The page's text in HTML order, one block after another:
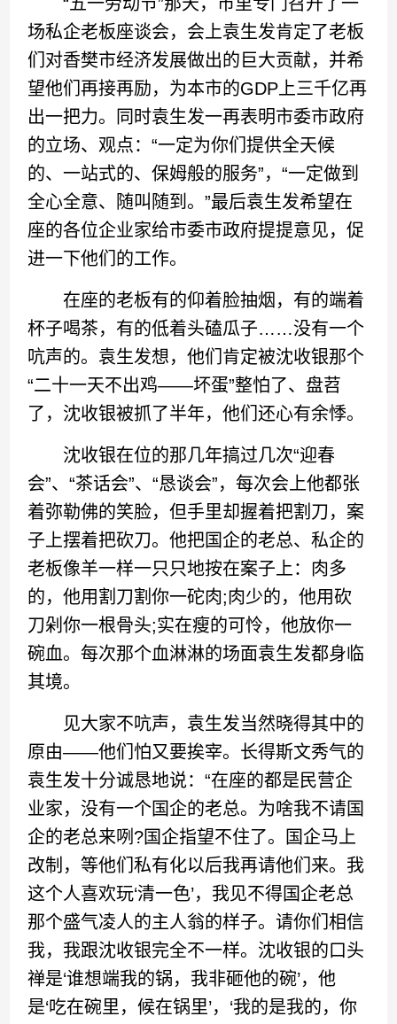
场私企老板座谈会，会上袁生发肯定了老板
们对香樊市经济发展做出的巨大贡献，并希
望他们再接再励，为本市的GDP上三千亿再
出一把力。同时袁生发一再表明市委市政府
的立场、观点：“一定为你们提供全天候
的、一站式的、保姆般的服务”，“一定做到
全心全意、随叫随到。”最后袁生发希望在
座的各位企业家给市委市政府提提意见，促
进一下他们的工作。
在座的老板有的仰着脸抽烟，有的端着
杯子喝茶，有的低着头磕瓜子……没有一个
吭声的。袁生发想，他们肯定被沈收银那个
“二十一天不出鸡——坏蛋”整怕了、盘苕
了，沈收银被抓了半年，他们还心有余悸。
沈收银在位的那几年搞过几次“迎春
会”、“茶话会”、“恳谈会”，每次会上他都张
着弥勒佛的笑脸，但手里却握着把割刀，案
子上摆着把砍刀。他把国企的老总、私企的
老板像羊一样一只只地按在案子上：肉多
的，他用割刀割你一砣肉;肉少的，他用砍
刀剁你一根骨头;实在瘦的可怜，他放你一
碗血。每次那个血淋淋的场面袁生发都身临
其境。
见大家不吭声，袁生发当然晓得其中的
原由——他们怕又要挨宰。长得斯文秀气的
袁生发十分诚恳地说：“在座的都是民营企
业家，没有一个国企的老总。为啥我不请国
企的老总来咧?国企指望不住了。国企马上
改制，等他们私有化以后我再请他们来。我
这个人喜欢玩‘清一色’，我见不得国企老总
那个盛气凌人的主人翁的样子。请你们相信
我，我跟沈收银完全不一样。沈收银的口头
禅是‘谁想端我的锅，我非砸他的碗’，他
是‘吃在碗里，候在锅里’，‘我的是我的，你